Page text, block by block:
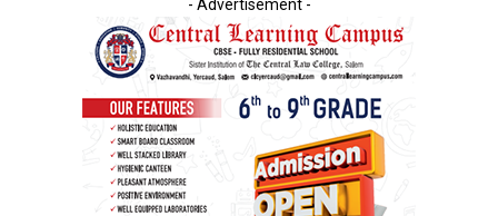
- Advertisement -